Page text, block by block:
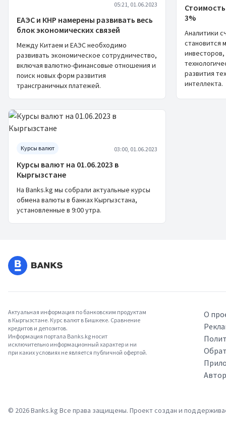
05:21, 01.06.2023
ЕАЭС и КНР намерены развивать весь
блок экономических связей
Между Китаем и ЕАЭС необходимо
развивать экономическое сотрудничество,
включая валютно-финансовые отношения и
поиск новых форм развития
трансграничных платежей.
3%
Аналитики
становится
развития
интеллекта.
Курсы валют 03:00, 01.06.2023
Курсы валют на 01.06.2023 в
Кыргызстане
На Banks.kg мы собрали актуальные курсы
обмена валюты в банках Кыргызстана,
установленные в 9:00 утра.
Актуальная информация по банковским продуктам
в Кыргызстане. Курс валют в Бишкеке. Сравнение
кредитов и депозитов.
Информация портала Banks.kg носит
исключительно информационный характер и ни
при каких условиях не является публичной офертой.
О
© 2026Banks.kg Все права защищены. Проект создан и